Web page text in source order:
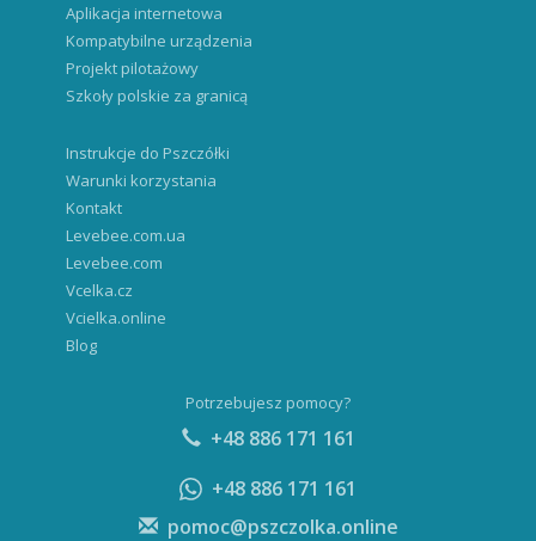
Aplikacja internetowa
Kompatybilne urządzenia
Projekt pilotażowy
Szkoły polskie za granicą
Instrukcje do Pszczółki
Warunki korzystania
Kontakt
Levebee.com.ua
Levebee.com
Vcelka.cz
Vcielka.online
Blog
Potrzebujesz pomocy?
+48 886 171 161
+48 886 171 161
pomoc@pszczolka.online